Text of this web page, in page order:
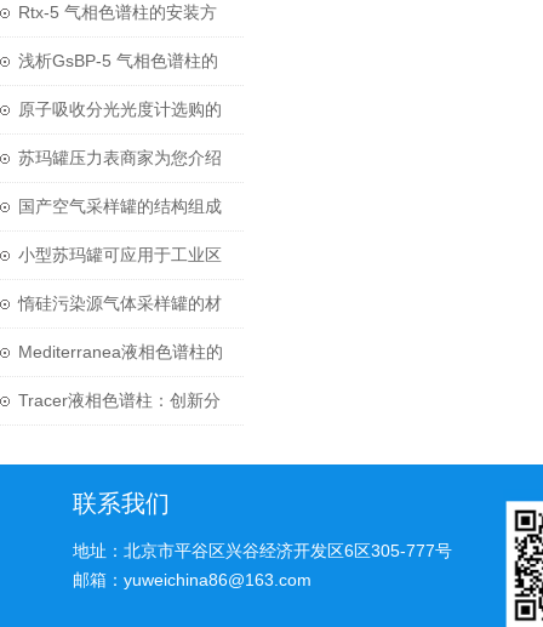
问题-苏玛罐及阀门
Rtx-5 气相色谱柱的安装方
法及步骤
浅析GsBP-5 气相色谱柱的
四个关键参数
原子吸收分光光度计选购的
两大要点
苏玛罐压力表商家为您介绍
压力表的那些知识
国产空气采样罐的结构组成
和清洗方法
小型苏玛罐可应用于工业区
复杂的环境空气
惰硅污染源气体采样罐的材
质是不锈钢的
Mediterranea液相色谱柱的
使用与维护
Tracer液相色谱柱：创新分
联系我们
地址：北京市平谷区兴谷经济开发区6区305-777号
邮箱：yuweichina86@163.com